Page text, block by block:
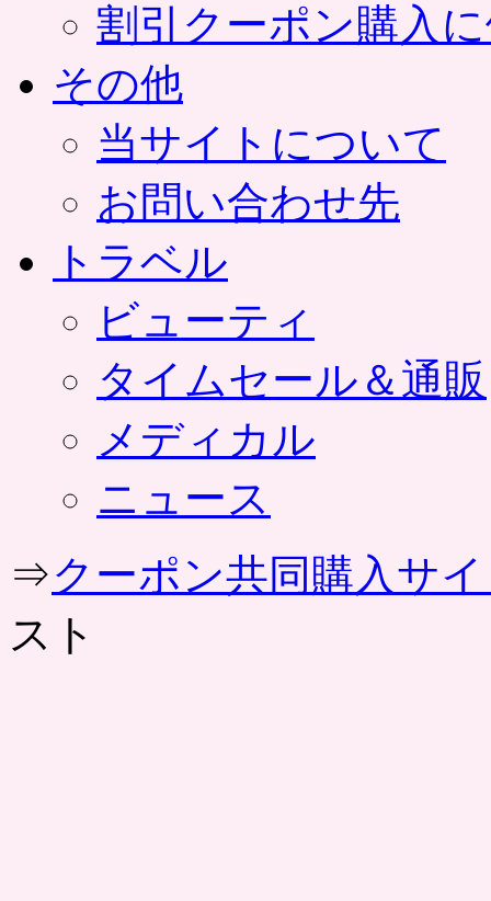
割引クーポン購入
その他
当サイトについて
お問い合わせ先
トラベル
ビューティ
タイムセール＆通販
メディカル
ニュース
⇒クーポン共同購入サ
スト